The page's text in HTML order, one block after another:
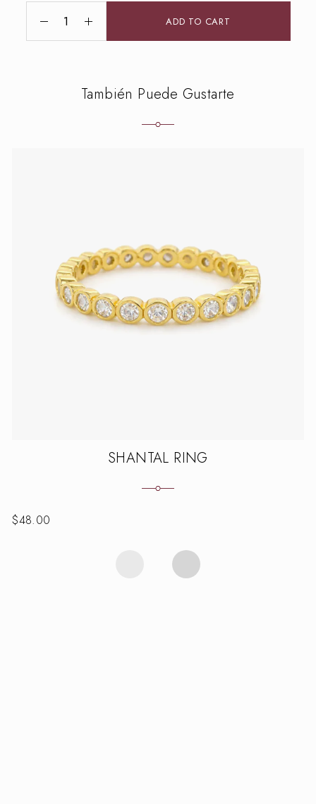
ADD TO CART
También Puede Gustarte
SHANTAL RING
$48.00